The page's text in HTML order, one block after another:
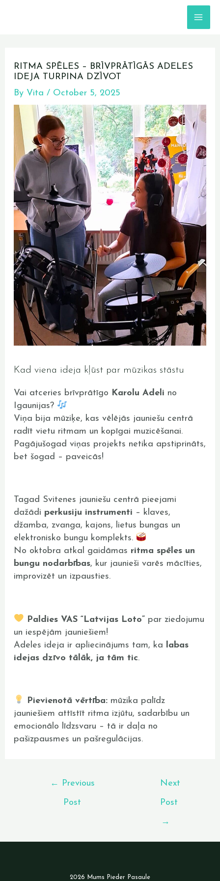
RITMA SPĒLES – BRĪVPRĀTĪGĀS ADELES
IDEJA TURPINA DZĪVOT
By Vita/ October 5, 2025
Kad viena ideja kļūst par mūzikas stāstu
Vai atceries brīvprātīgo Karolu Adeli no
Igaunijas?
Viņa bija mūziķe, kas vēlējās jauniešu centrā
radīt vietu ritmam un kopīgai muzicēšanai.
Pagājušogad viņas projekts netika apstiprināts,
bet šogad – paveicās!
Tagad Svitenes jauniešu centrā pieejami
dažādi perkusiju instrumenti – klaves,
džamba, zvanga, kajons, lietus bungas un
elektronisko bungu komplekts.
No oktobra atkal gaidāmas ritma spēles un
bungu nodarbības, kur jaunieši varēs mācīties,
improvizēt un izpausties.
Paldies VAS “Latvijas Loto”par ziedojumu
un iespējām jauniešiem!
Adeles ideja ir apliecinājums tam, ka
labas
idejas dzīvo tālāk, ja tām tic.
Pievienotā vērtība:mūzika palīdz
jauniešiem attīstīt ritma izjūtu, sadarbību un
emocionālo līdzsvaru – tā ir daļa no
pašizpausmes un pašregulācijas.
← Previous
Post
Next
Post
→
2026 Mums Pieder Pasaule